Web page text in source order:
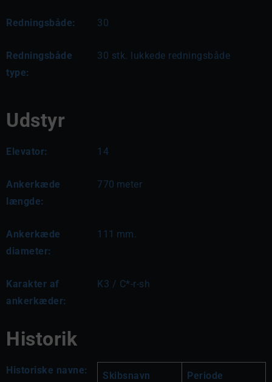
Redningsbåde: 30
Redningsbåde
type:
30 stk. lukkede redningsbåde
Udstyr
Elevator: 14
Ankerkæde
længde:
770 meter
Ankerkæde
diameter:
111 mm.
Karakter af
ankerkæder:
K3 / C*-r-sh
Historik
Historiske navne: Skibsnavn Periode